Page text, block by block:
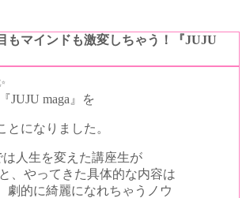
もマインドも激変しちゃう！
『JUJU
JUJU maga』を
とになりました。
は 人生を変えた講座生が
、 やってきた具体的な内容は
劇的に綺麗になれちゃうノウ